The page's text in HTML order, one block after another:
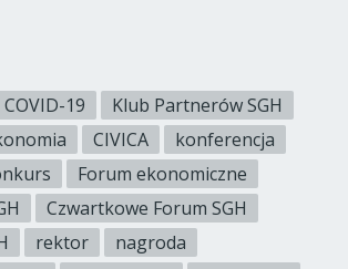
COVID-19
Klub Partnerów SGH
CIVICA
konferencja
Forum ekonomiczne
Czwartkowe Forum SGH
rektor
nagroda